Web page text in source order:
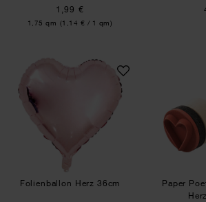
1,99 €
Inhalt:
1,75 qm (1,14 € / 1 qm)
Folienballon Herz 36cm
Folienballon Herz 36cm
Paper